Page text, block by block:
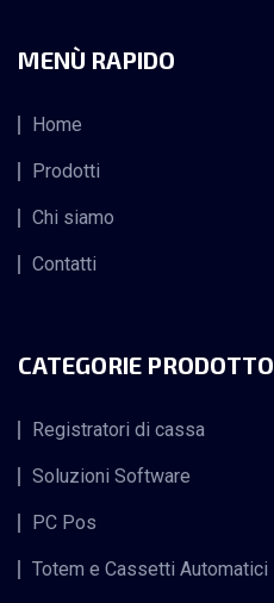
MENÙ RAPIDO
Home
Prodotti
Chi siamo
Contatti
CATEGORIE PRODOTTO
Registratori di cassa
Soluzioni Software
PC Pos
Totem e Cassetti Automatici